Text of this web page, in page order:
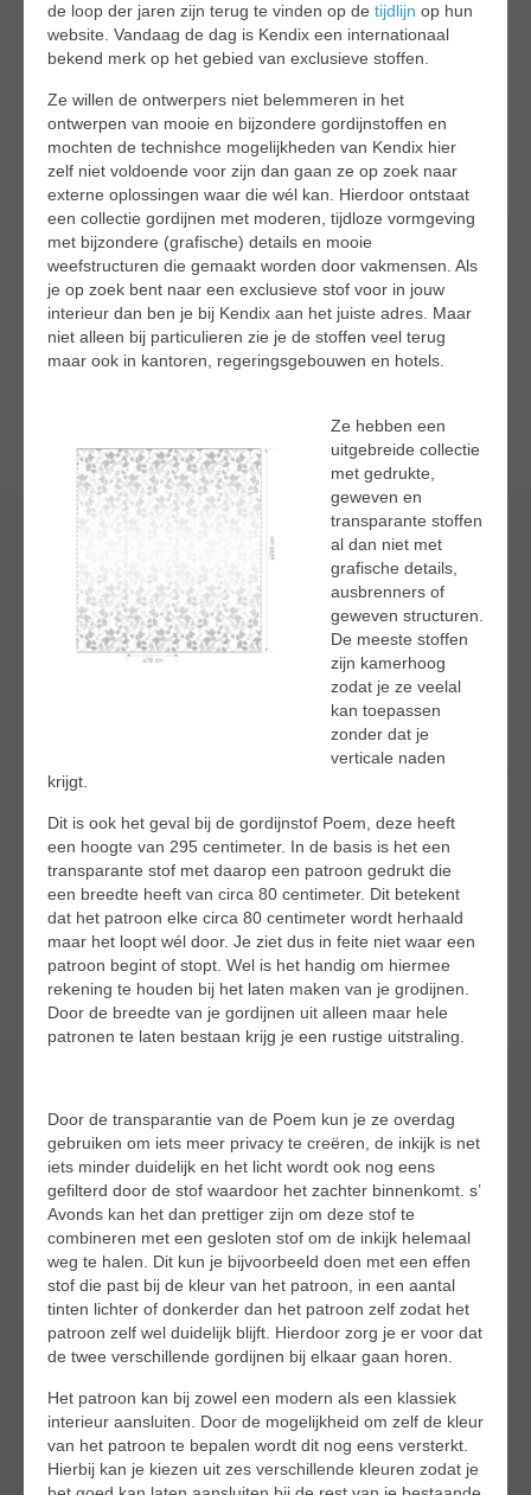
de loop der jaren zijn terug te vinden op de tijdlijn op hun
website. Vandaag de dag is Kendix een internationaal
bekend merk op het gebied van exclusieve stoffen.
Ze willen de ontwerpers niet belemmeren in het
ontwerpen van mooie en bijzondere gordijnstoffen en
mochten de technishce mogelijkheden van Kendix hier
zelf niet voldoende voor zijn dan gaan ze op zoek naar
externe oplossingen waar die wél kan. Hierdoor ontstaat
een collectie gordijnen met moderen, tijdloze vormgeving
met bijzondere (grafische) details en mooie
weefstructuren die gemaakt worden door vakmensen. Als
je op zoek bent naar een exclusieve stof voor in jouw
interieur dan ben je bij Kendix aan het juiste adres. Maar
niet alleen bij particulieren zie je de stoffen veel terug
maar ook in kantoren, regeringsgebouwen en hotels.
Ze hebben een
uitgebreide collectie
met gedrukte,
geweven en
transparante stoffen
al dan niet met
grafische details,
ausbrenners of
geweven structuren.
De meeste stoffen
zijn kamerhoog
zodat je ze veelal
kan toepassen
zonder dat je
verticale naden
krijgt.
Dit is ook het geval bij de gordijnstof Poem, deze heeft
een hoogte van 295 centimeter. In de basis is het een
transparante stof met daarop een patroon gedrukt die
een breedte heeft van circa 80 centimeter. Dit betekent
dat het patroon elke circa 80 centimeter wordt herhaald
maar het loopt wél door. Je ziet dus in feite niet waar een
patroon begint of stopt. Wel is het handig om hiermee
rekening te houden bij het laten maken van je grodijnen.
Door de breedte van je gordijnen uit alleen maar hele
patronen te laten bestaan krijg je een rustige uitstraling.
Door de transparantie van de Poem kun je ze overdag
gebruiken om iets meer privacy te creëren, de inkijk is net
iets minder duidelijk en het licht wordt ook nog eens
gefilterd door de stof waardoor het zachter binnenkomt. s’
Avonds kan het dan prettiger zijn om deze stof te
combineren met een gesloten stof om de inkijk helemaal
weg te halen. Dit kun je bijvoorbeeld doen met een effen
stof die past bij de kleur van het patroon, in een aantal
tinten lichter of donkerder dan het patroon zelf zodat het
patroon zelf wel duidelijk blijft. Hierdoor zorg je er voor dat
de twee verschillende gordijnen bij elkaar gaan horen.
Het patroon kan bij zowel een modern als een klassiek
interieur aansluiten. Door de mogelijkheid om zelf de kleur
van het patroon te bepalen wordt dit nog eens versterkt.
Hierbij kan je kiezen uit zes verschillende kleuren zodat je